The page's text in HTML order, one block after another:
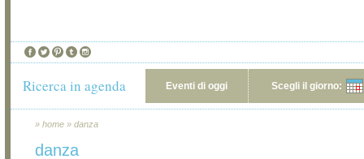
Ricerca in agenda Eventi di oggi Scegli il giorno:
» home » danza
danza